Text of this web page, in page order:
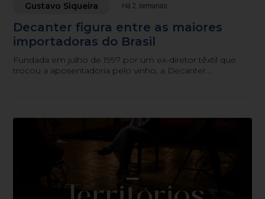
Gustavo Siqueira Há 2 semanas
Decanter figura entre as maiores
importadoras do Brasil
Fundada em julho de 1997 por um ex-diretor têxtil que
trocou a aposentadoria pelo vinho, a Decanter